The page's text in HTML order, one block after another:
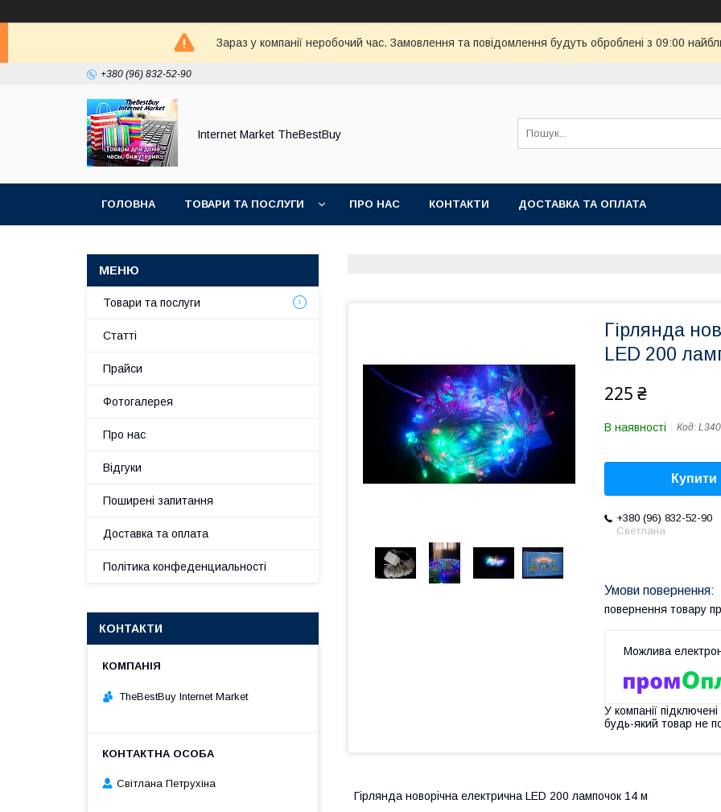
Зараз у компанії неробочий час. Замовлення та повідомлення будуть оброблені з 09:00
+380 (96) 832-52-90
Internet Market TheBestBuy
ГОЛОВНА ТОВАРИ ТА ПОСЛУГИ ПРО НАС КОНТАКТИ ДОСТАВКА ТА ОПЛАТА
Гірлянда
LED 200
225 ₴
В наявності Код: L340
Купити
+380 (96) 832-52-90
Светлана
повернення товару
У компанії
будь-який товар не
Гірлянда новорічна електрична LED 200 лампочок 14 м
Товари та послуги
Статті
Прайси
Фотогалерея
Про нас
Відгуки
Поширені запитання
Доставка та оплата
Політика конфеденциальності
КОНТАКТИ
TheBestBuy Internet Market
Світлана Петрухіна